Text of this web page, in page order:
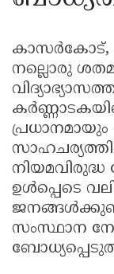
കാസർകോട്,
നല്ലൊരു
ഉൾപ്പെടെ
സംസ്ഥാന